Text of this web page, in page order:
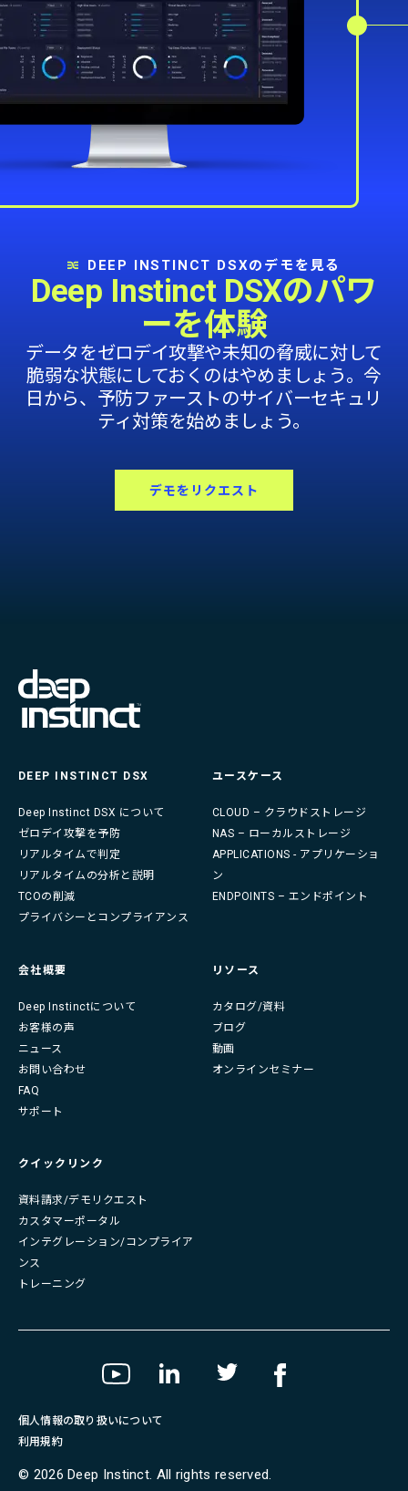
DEEP INSTINCT DSXのデモを見る
Deep Instinct DSXのパワ
ーを体験
データをゼロデイ攻撃や未知の脅威に対して
脆弱な状態にしておくのはやめましょう。今
日から、予防ファーストのサイバーセキュリ
ティ対策を始めましょう。
デモをリクエスト
DEEP INSTINCT DSX
Deep Instinct DSX について
ゼロデイ攻撃を予防
リアルタイムで判定
リアルタイムの分析と説明
TCOの削減
プライバシーとコンプライアンス
ユースケース
CLOUD – クラウドストレージ
NAS – ローカルストレージ
APPLICATIONS - アプリケーショ
ン
ENDPOINTS – エンドポイント
会社概要
Deep Instinctについて
お客様の声
ニュース
お問い合わせ
FAQ
サポート
リソース
カタログ/資料
ブログ
動画
オンラインセミナー
クイックリンク
資料請求/デモリクエスト
カスタマーポータル
インテグレーション/コンプライア
ンス
トレーニング
© 2026 Deep Instinct. All rights reserved.
個人情報の取り扱いについて
利用規約